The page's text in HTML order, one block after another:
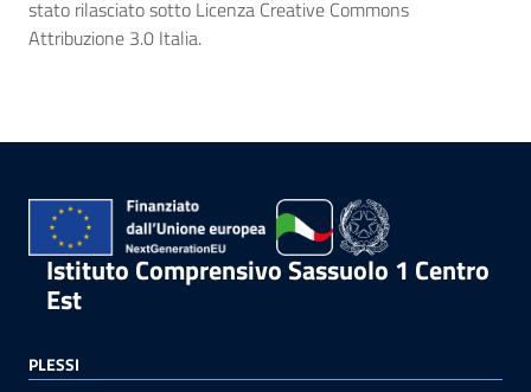
stato rilasciato sotto Licenza Creative Commons
Attribuzione 3.0 Italia.
Istituto Comprensivo Sassuolo 1 Centro
Est
PLESSI